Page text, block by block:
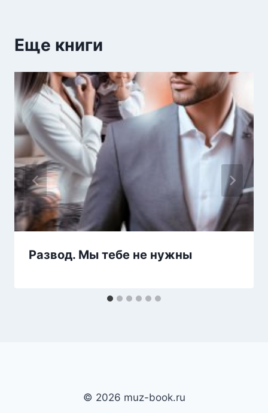
Еще книги
Развод. Мы тебе не нужны
© 2026 muz-book.ru